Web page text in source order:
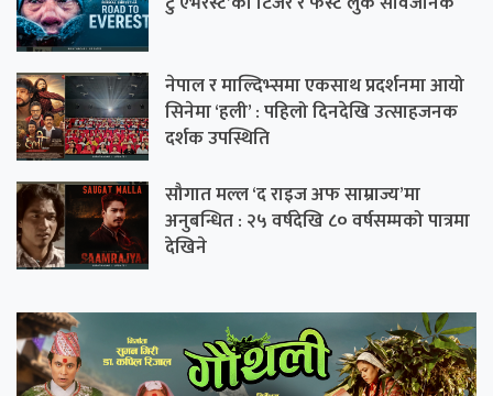
नेपाल र माल्दिभ्समा एकसाथ प्रदर्शनमा आयो
सिनेमा ‘हली’ : पहिलो दिनदेखि उत्साहजनक
दर्शक उपस्थिति
सौगात मल्ल ‘द राइज अफ साम्राज्य’मा
अनुबन्धित : २५ वर्षदेखि ८० वर्षसम्मको पात्रमा
देखिने